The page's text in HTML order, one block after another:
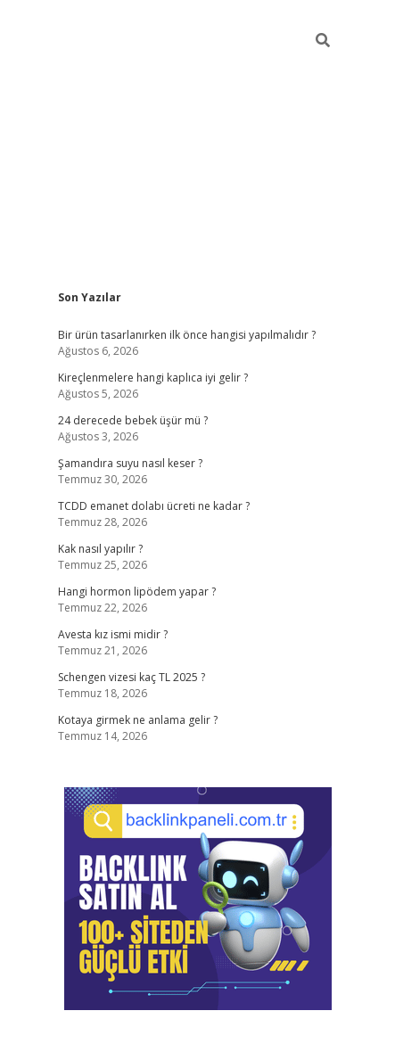
Sidebar
Son Yazılar
Bir ürün tasarlanırken ilk önce hangisi yapılmalıdır ?
Ağustos 6, 2026
Kireçlenmelere hangi kaplıca iyi gelir ?
Ağustos 5, 2026
24 derecede bebek üşür mü ?
Ağustos 3, 2026
Şamandıra suyu nasıl keser ?
Temmuz 30, 2026
TCDD emanet dolabı ücreti ne kadar ?
Temmuz 28, 2026
Kak nasıl yapılır ?
Temmuz 25, 2026
Hangi hormon lipödem yapar ?
Temmuz 22, 2026
Avesta kız ismi midir ?
Temmuz 21, 2026
Schengen vizesi kaç TL 2025 ?
Temmuz 18, 2026
Kotaya girmek ne anlama gelir ?
Temmuz 14, 2026